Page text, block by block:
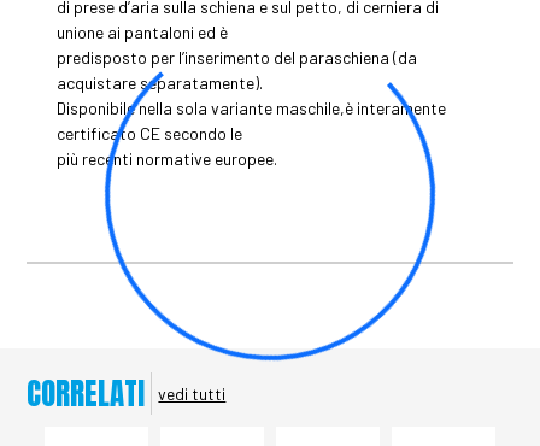
di prese d’aria sulla schiena e sul petto, di cerniera di
unione ai pantaloni ed è
predisposto per l’inserimento del paraschiena (da
acquistare separatamente).
Disponibile nella sola variante maschile,è interamente
certificato CE secondo le
più recenti normative europee.
CORRELATI vedi tutti